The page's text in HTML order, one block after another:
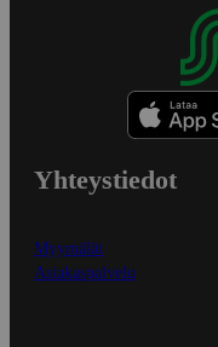
Yhteystiedot
Myymälät
Asiakaspalvelu